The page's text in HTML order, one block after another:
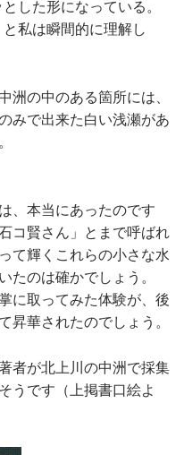
した形になっている。
私は瞬間的に理解し
の中のある箇所には、
みで出来た白い浅瀬があ
、本当にあったのです
コ賢さん」とまで呼ばれ
て輝くこれらの小さな水
たのは確かでしょう。
に取ってみた体験が、後
昇華されたのでしょう。
者が北上川の中洲で採集
うです（上掲書口絵よ